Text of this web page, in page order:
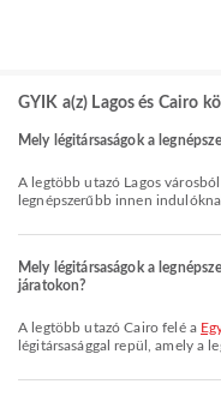
GYIK a(z) Lagos és Cairo
Mely légitársaságok a
A legtöbb utazó Lagos
legnépszerűbb innen
Mely légitársaságok a
járatokon?
A legtöbb utazó Cairo felé a
légitársasággal repül, amely a